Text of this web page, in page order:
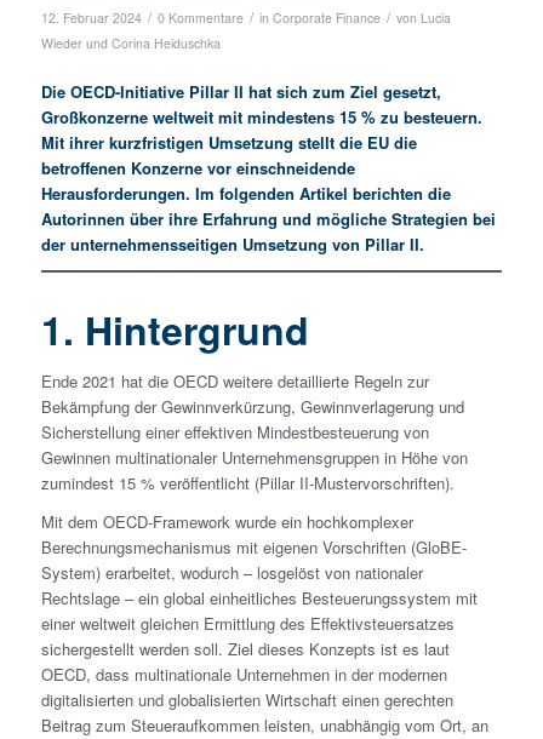
12. Februar 2024 / 0 Kommentare / in Corporate Finance / von Lucia
Wiederund Corina Heiduschka
Die OECD-Initiative Pillar II hat sich zum Ziel gesetzt,
Großkonzerne weltweit mit mindestens 15 % zu besteuern.
Mit ihrer kurz­fristigen Umsetzung stellt die EU die
betroffenen Konzerne vor einschneidende
Herausforderungen. Im folgenden Artikel berichten die
Autorinnen über ihre Erfahrung und mögliche Strategien bei
der unternehmensseitigen Umsetzung von Pillar II.
1. Hintergrund
Ende 2021 hat die OECD weitere detaillierte Regeln zur
Bekämpfung der Gewinnverkürzung, Gewinnverlagerung und
Sicher­stellung einer effektiven Mindest­besteuerung von
Gewinnen multinationaler Unternehmensgruppen in Höhe von
zumindest 15 % veröffentlicht (Pillar II-Muster­vorschriften).
Mit dem OECD-Framework wurde ein hochkomplexer
Berechnungsmechanismus mit eigenen Vorschriften (GloBE-
System) erarbeitet, wodurch – losgelöst von nationaler
Rechtslage – ein global einheitliches Besteuerungssystem mit
einer weltweit gleichen Ermittlung des Effektiv­steuersatzes
sichergestellt werden soll. Ziel dieses Konzepts ist es laut
OECD, dass multinationale Unternehmen in der modernen
digitalisierten und globalisierten Wirtschaft einen gerechten
Beitrag zum Steueraufkommen leisten, unabhängig vom Ort, an